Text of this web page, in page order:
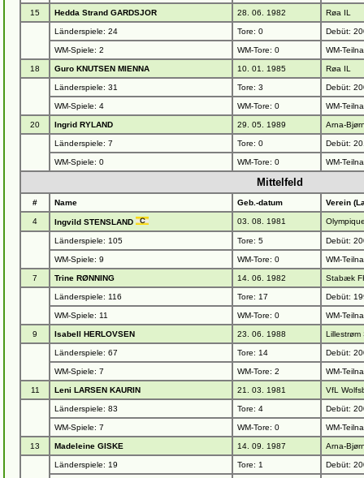
15 Hedda Strand GARDSJOR 28. 06. 1982 Røa IL
Länderspiele: 24 Tore: 0 Debüt:
WM-Spiele: 2 WM-Tore: 0 WM-
18 Guro KNUTSEN MIENNA 10. 01. 1985 Røa IL
Länderspiele: 31 Tore: 3 Debüt:
WM-Spiele: 4 WM-Tore: 0 WM-
20 Ingrid RYLAND 29. 05. 1989 Arna-
Länderspiele: 7 Tore: 0 Debüt:
WM-Spiele: 0 WM-Tore: 0 WM-
Mittelfeld
# Name Geb.-datum Verein
4 Ingvild STENSLAND 03. 08. 1981
Länderspiele: 105 Tore: 5 Debüt:
WM-Spiele: 9 WM-Tore: 0 WM-
7 Trine RØNNING 14. 06. 1982 Stabæk
Länderspiele: 116 Tore: 17 Debüt:
WM-Spiele: 11 WM-Tore: 0 WM-
9 Isabell HERLOVSEN 23. 06. 1988 Lillestrøm
Länderspiele: 67 Tore: 14 Debüt:
WM-Spiele: 7 WM-Tore: 2 WM-
11 Leni LARSEN KAURIN 21. 03. 1981 VfL
Länderspiele: 83 Tore: 4 Debüt:
WM-Spiele: 7 WM-Tore: 0 WM-
13 Madeleine GISKE 14. 09. 1987 Arna-
Länderspiele: 19 Tore: 1 Debüt: